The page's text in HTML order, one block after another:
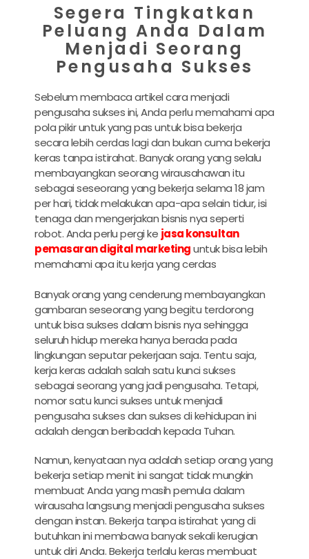
Segera Tingkatkan
Peluang Anda Dalam
Menjadi Seorang
Pengusaha Sukses
Sebelum membaca artikel cara menjadi
pengusaha sukses ini, Anda perlu memahami apa
pola pikir untuk yang pas untuk bisa bekerja
secara lebih cerdas lagi dan bukan cuma bekerja
keras tanpa istirahat. Banyak orang yang selalu
membayangkan seorang wirausahawan itu
sebagai seseorang yang bekerja selama 18 jam
per hari, tidak melakukan apa-apa selain tidur, isi
tenaga dan mengerjakan bisnis nya seperti
robot. Anda perlu pergi ke jasa konsultan
pemasaran digital marketinguntuk bisa lebih
memahami apa itu kerja yang cerdas
Banyak orang yang cenderung membayangkan
gambaran seseorang yang begitu terdorong
untuk bisa sukses dalam bisnis nya sehingga
seluruh hidup mereka hanya berada pada
lingkungan seputar pekerjaan saja. Tentu saja,
kerja keras adalah salah satu kunci sukses
sebagai seorang yang jadi pengusaha. Tetapi,
nomor satu kunci sukses untuk menjadi
pengusaha sukses dan sukses di kehidupan ini
adalah dengan beribadah kepada Tuhan.
Namun, kenyataan nya adalah setiap orang yang
bekerja setiap menit ini sangat tidak mungkin
membuat Anda yang masih pemula dalam
wirausaha langsung menjadi pengusaha sukses
dengan instan. Bekerja tanpa istirahat yang di
butuhkan ini membawa banyak sekali kerugian
untuk diri Anda. Bekerja terlalu keras membuat